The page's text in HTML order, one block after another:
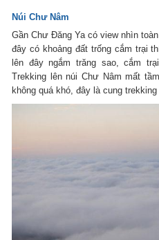
Núi Chư Nâm
Gần Chư Đăng Ya có view nhìn
đây có khoảng đất trống cắm trại
lên đây ngắm trăng sao, cắm
Trekking lên núi Chư Nâm mất
không quá khó, đây là cung